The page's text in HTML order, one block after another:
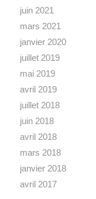
juin 2021
mars 2021
janvier 2020
juillet 2019
mai 2019
avril 2019
juillet 2018
juin 2018
avril 2018
mars 2018
janvier 2018
avril 2017